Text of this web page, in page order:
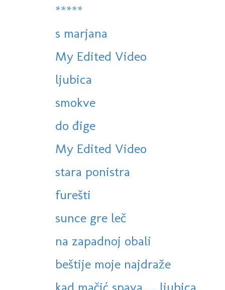
*****
s marjana
My Edited Video
ljubica
smokve
do đige
My Edited Video
stara ponistra
furešti
sunce gre leč
na zapadnoj obali
beštije moje najdraže